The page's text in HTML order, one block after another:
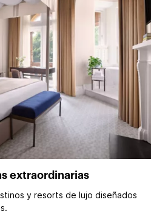
extraordinarias
y resorts de lujo diseñados